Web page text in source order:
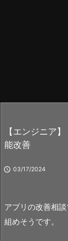
【エンジニア
能改善
 03/17/2024
アプリの改善相
組めそうです。